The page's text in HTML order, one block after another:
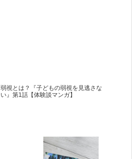
弱視とは？『子どもの弱視を見逃さな
い』第1話【体験談マンガ】